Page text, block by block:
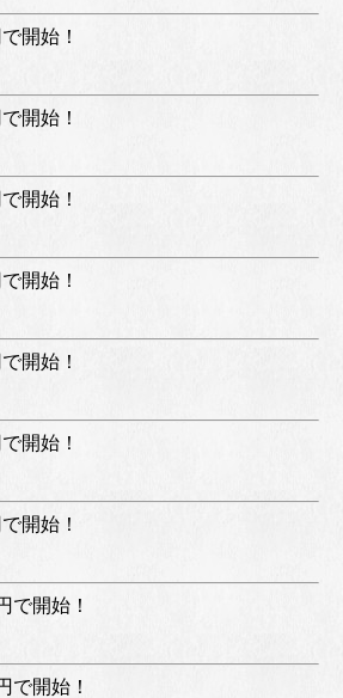
開始！
開始！
開始！
開始！
開始！
開始！
開始！
で開始！
で開始！